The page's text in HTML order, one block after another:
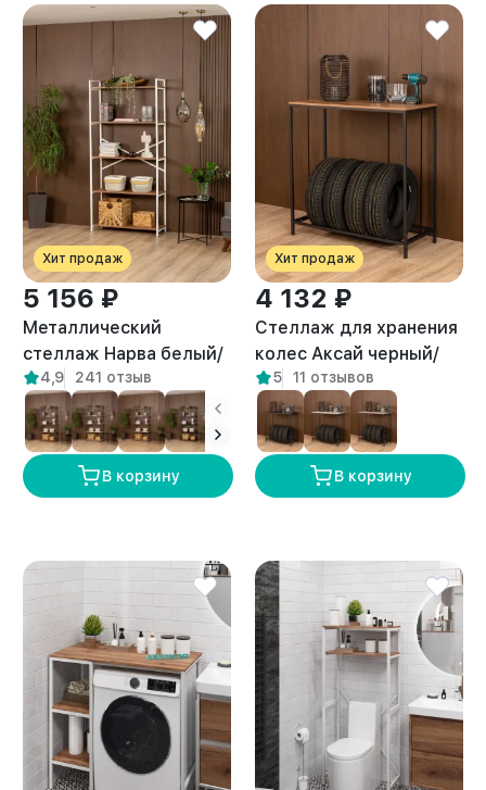
Хит продаж
5 156 ₽
Металлический
стеллаж Нарва белый/
амаретто
4,9 241 отзыв
В корзину
Хит продаж
4 132 ₽
Стеллаж для хранения
колес Аксай черный/
амаретто
5 11 отзывов
В корзину